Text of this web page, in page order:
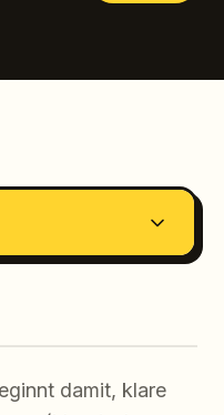
damit, klare